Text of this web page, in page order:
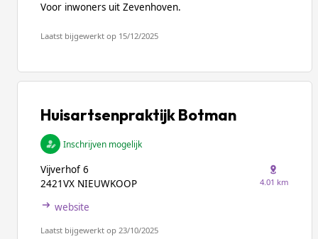
Voor inwoners uit Zevenhoven.
Laatst bijgewerkt op 15/12/2025
Huisartsenpraktijk Botman
Inschrijven mogelijk
Vijverhof 6
2421VX NIEUWKOOP
4.01 km
website
Laatst bijgewerkt op 23/10/2025